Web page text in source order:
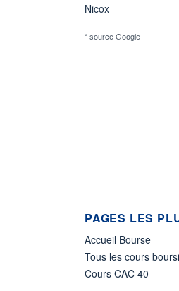
Nicox
* source Google
PAGES LES
Accueil Bourse
Tous les cours
Cours CAC 40